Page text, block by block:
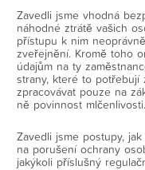
Zavedli jsme vhodná
náhodné ztrátě vašich
přístupu k nim
zveřejnění. Kromě toho
údajům na ty
strany, které to potřebují
zpracovávat pouze na
ně povinnost mlčenlivosti.
Zavedli jsme postupy,
na porušení ochrany
jakýkoli příslušný